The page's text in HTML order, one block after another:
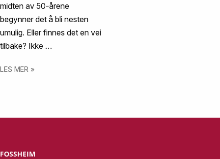
midten av 50-årene
begynner det å bli nesten
umulig. Eller finnes det en vei
tilbake? Ikke …
LES MER »
FOSSHEIM